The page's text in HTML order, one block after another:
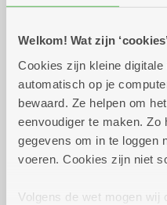
Welkom! Wat zijn
Cookies zijn kleine
automatisch op je
bewaard. Ze helpen om
eenvoudiger te maken. Zo
gegevens om in te loggen
voeren. Cookies zijn niet
Volgens de wet mogen wij
donderdag 13
2026
gratis